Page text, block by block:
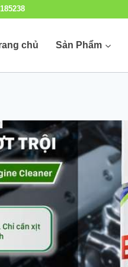
chủ Sản Phẩm